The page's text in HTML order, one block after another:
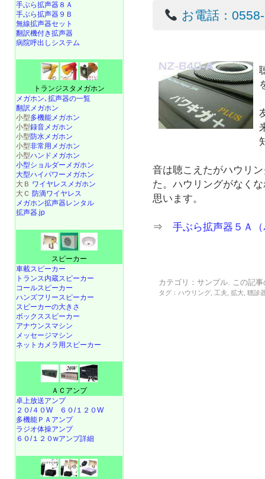
お電話：
音は聴こえたがハウリ
た。ハウリングがなく
思います。
⇒手ぶら拡声器５Ａ
カテゴリ：サンプル. この記事
タグ： ハウリング 工夫 ,拡大 ,聴診
手ぶら拡声器８Ａ
手ぶら拡声器９Ｂ
無線拡声器セット
翻訳機付き拡声器
病院呼出しシステム
トランジスタメガホン
メガホン､拡声器の一覧
翻訳メガホン
小型多機能メガホン
小型録音メガホン
小型防水メガホン
小型非常用メガホン
小型ハンドメガホン
小型ショルダーメガホン
大型ハイパワーメガホン
大Ｂ ワイヤレスメガホン
大Ｃ 防滴ワイヤレス
メガホン拡声器レンタル
拡声器.jp
スピーカー
車載スピーカー
トランス内蔵スピーカー
コールスピーカー
ハンズフリースピーカー
スピーカーの大きさ
ボックススピーカー
アナウンスマシン
メッセージマシン
ネットカメラ用スピーカー
ＡＣアンプ
卓上放送アンプ
２０/４０W
６０/１２０W
多機能ＰＡアンプ
ラジオ体操アンプ
６０/１２０wアンプ詳細